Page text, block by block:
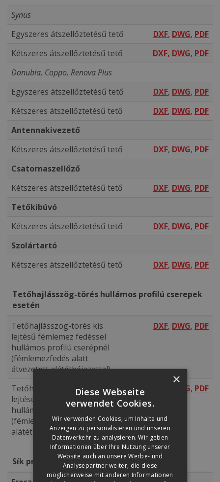
Synus
Egyszeres átszellőztetésű tető
DXF, DWG, PDF
Kétszeres átszellőztetésű tető
DXF, DWG, PDF
Danubia, Coppo, Renova Plus
Egyszeres átszellőztetésű tető
DXF, DWG, PDF
Kétszeres átszellőztetésű tető
DXF, DWG, PDF
Antennakivezető
Kétszeres átszellőztetésű tető
DXF, DWG, PDF
Csatornaszellőző
Kétszeres átszellőztetésű tető
DXF, DWG, PDF
Tetőkibúvó
Kétszeres átszellőztetésű tető
DXF, DWG, PDF
Szolártartó
Kétszeres átszellőztetésű tető
DXF, DWG, PDF
Tetőhajlásszög-törés hullámos profilú cserepek
esetén
Tetőhajlásszög-törés kis
lejtésű fémlemez fedéssel
hullámos profilú cserépnél
(fémlemezfedés alatt
átvezetett alátéthéjazattal)
DXF, DWG, PDF
Tetőhajlásszög-törés kis
lejtésű fémlemez fedéssel
hullámos profilú cserépnél
(fémlemezre rávezetett
alátéthéjazattal)
DWG, PDF
Sík profilú cserepek: Zenit, Rundo
×
Diese Webseite
verwendet Cookies.
Wir verwenden Cookies, um Inhalte und
Anzeigen zu personalisieren und unseren
Datenverkehr zu analysieren. Wir geben
Informationen über Ihre Nutzung unserer
Website auch an unsere Werbe- und
Analysepartner weiter, die diese
möglicherweise mit anderen Informationen